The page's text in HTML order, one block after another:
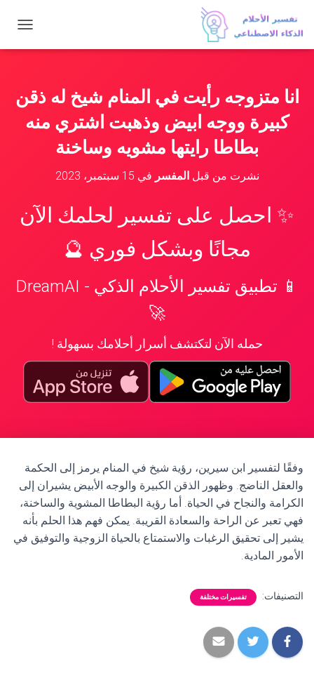
ب
ا
انا متزوجه رأيت في المنام شيخ له ذقن
كبيرة ووجه ابيض وذهبت اشتري منه
بطاطا رايتها مشويه وساخنة
نشرت من قبلالمفسر في 15 سبتمبر، 2023
✨ احصل على تفسير لحلمك الآن
مجانًا وبشكل فوري 🔮
📱 تطبيق تفسير الأحلام الذكي - DreamAI
🚀
حمله الآن لتكتشف أسرار أحلامك بسهولة !
وفقًا لتفسير ابن سيرين، رؤية شيخ في المنام يرمز إلى الحكمة
والعقل الناضج. وظهور الذقن الكبيرة والوجه الأبيض يشيران إلى
الكرامة والنجاح في الحياة. أما رؤية البطاطا المشوية والساخنة،
فهي تعبر عن الراحة والسعادة القريبة. يمكن فهم هذا الحلم بأنه
يشير إلى تحقيق الرغبات والاستمتاع بالحياة الزوجية والتوفيق في
الأمور المادية.
التصنيفات: تفسيرات مختلفة